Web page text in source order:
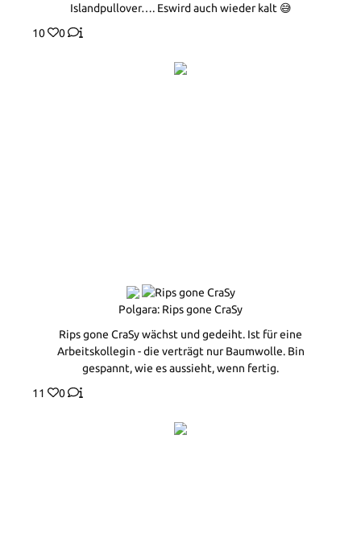
Islandpullover…. Eswird auch wieder kalt 😅
10
0
Polgara: Rips gone CraSy
Rips gone CraSy wächst und gedeiht. Ist für eine
Arbeitskollegin - die verträgt nur Baumwolle. Bin
gespannt, wie es aussieht, wenn fertig.
11
0